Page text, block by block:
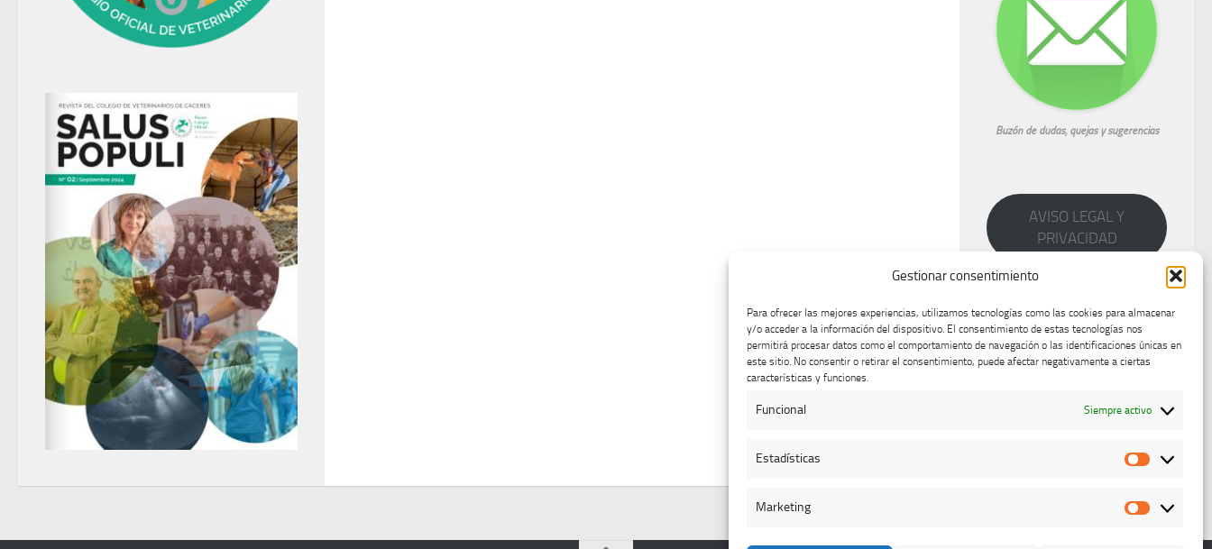
Gestionar consentimiento
Para ofrecer las mejores experiencias, utilizamos tecnologías como las cookies para almacenar
y/o acceder a la información del dispositivo. El consentimiento de estas tecnologías nos
permitirá procesar datos como el comportamiento de navegación o las identificaciones únicas en
este sitio. No consentir o retirar el consentimiento, puede afectar negativamente a ciertas
características y funciones.
Funcional Siempre activo
Estadísticas
Marketing
Marketing
Buzón de dudas, quejas y sugerencias
AVISO LEGAL Y
PRIVACIDAD